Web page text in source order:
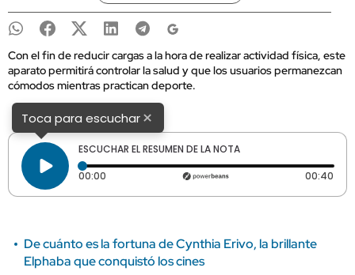
Con el fin de reducir cargas a la hora de realizar actividad física, este
aparato permitirá controlar la salud y que los usuarios permanezcan
cómodos mientras practican deporte.
Toca para escuchar×
ESCUCHAR EL RESUMEN DE LA NOTA
00:00 Tiempo transcurrido: 0 segundos 00:40
De cuánto es la fortuna de Cynthia Erivo, la brillante
Elphaba que conquistó los cines